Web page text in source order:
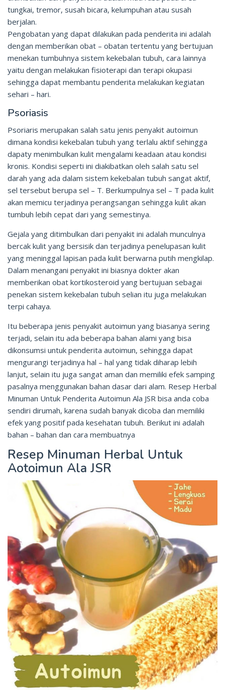
tungkai, tremor, susah bicara, kelumpuhan atau susah
berjalan.
Pengobatan yang dapat dilakukan pada penderita ini adalah
dengan memberikan obat – obatan tertentu yang bertujuan
menekan tumbuhnya sistem kekebalan tubuh, cara lainnya
yaitu dengan melakukan fisioterapi dan terapi okupasi
sehingga dapat membantu penderita melakukan kegiatan
sehari – hari.
Psoriasis
Psoriaris merupakan salah satu jenis penyakit autoimun
dimana kondisi kekebalan tubuh yang terlalu aktif sehingga
dapaty menimbulkan kulit mengalami keadaan atau kondisi
kronis. Kondisi seperti ini diakibatkan oleh salah satu sel
darah yang ada dalam sistem kekebalan tubuh sangat aktif,
sel tersebut berupa sel – T. Berkumpulnya sel – T pada kulit
akan memicu terjadinya perangsangan sehingga kulit akan
tumbuh lebih cepat dari yang semestinya.
Gejala yang ditimbulkan dari penyakit ini adalah munculnya
bercak kulit yang bersisik dan terjadinya penelupasan kulit
yang meninggal lapisan pada kulit berwarna putih mengkilap.
Dalam menangani penyakit ini biasnya dokter akan
memberikan obat kortikosteroid yang bertujuan sebagai
penekan sistem kekebalan tubuh selian itu juga melakukan
terpi cahaya.
Itu beberapa jenis penyakit autoimun yang biasanya sering
terjadi, selain itu ada beberapa bahan alami yang bisa
dikonsumsi untuk penderita autoimun, sehingga dapat
mengurangi terjadinya hal – hal yang tidak diharap lebih
lanjut, selain itu juga sangat aman dan memiliki efek samping
pasalnya menggunakan bahan dasar dari alam. Resep Herbal
Minuman Untuk Penderita Autoimun Ala JSR bisa anda coba
sendiri dirumah, karena sudah banyak dicoba dan memiliki
efek yang positif pada kesehatan tubuh. Berikut ini adalah
bahan – bahan dan cara membuatnya
Resep Minuman Herbal Untuk
Aotoimun Ala JSR